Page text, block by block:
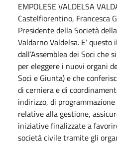
EMPOLESE VALDELSA
Castelfiorentino, Francesca
Presidente della Società
Valdarno Valdelsa. E’
dall’Assemblea dei Soci
per eleggere i nuovi organi
Soci e Giunta) e che
di cerniera e di
indirizzo, di
relative alla gestione,
iniziative finalizzate a
società civile tramite gli